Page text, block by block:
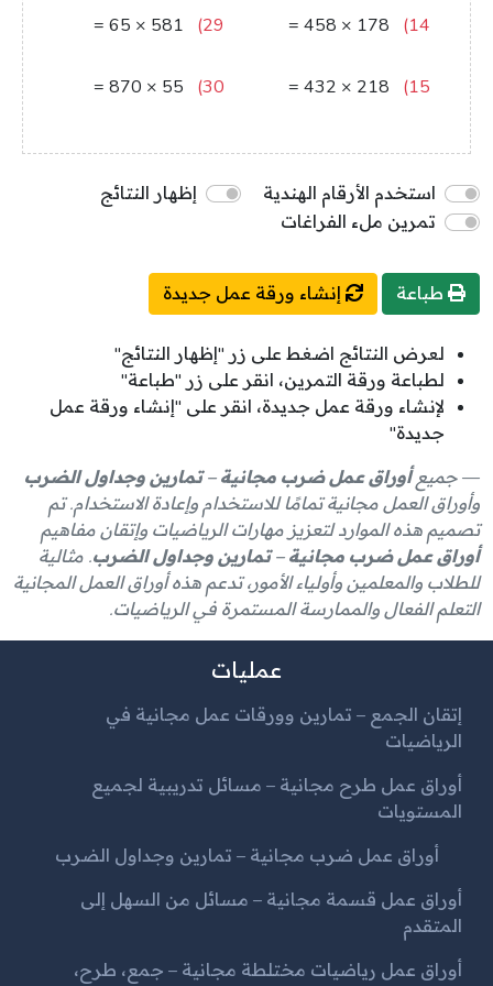
14)
178
×
458
=
15)
218
×
432
=
29)
581
×
65
=
30)
55
×
870
=
استخدم الأرقام الهندية
إظهار النتائج
تمرين ملء الفراغات
طباعة إنشاء ورقة عمل جديدة
لعرض النتائج اضغط على زر "إظهار النتائج"
لطباعة ورقة التمرين، انقر على زر "طباعة"
لإنشاء ورقة عمل جديدة، انقر على "إنشاء ورقة عمل
جديدة"
جميعأوراق عمل ضرب مجانية – تمارين وجداول الضرب
وأوراق العمل مجانية تمامًا للاستخدام وإعادة الاستخدام. تم
تصميم هذه الموارد لتعزيز مهارات الرياضيات وإتقان مفاهيم
أوراق عمل ضرب مجانية – تمارين وجداول الضرب. مثالية
للطلاب والمعلمين وأولياء الأمور، تدعم هذه أوراق العمل المجانية
التعلم الفعال والممارسة المستمرة في الرياضيات.
عمليات
إتقان الجمع – تمارين وورقات عمل مجانية في
الرياضيات
أوراق عمل طرح مجانية – مسائل تدريبية لجميع
المستويات
أوراق عمل ضرب مجانية – تمارين وجداول الضرب
أوراق عمل قسمة مجانية – مسائل من السهل إلى
المتقدم
أوراق عمل رياضيات مختلطة مجانية – جمع، طرح،